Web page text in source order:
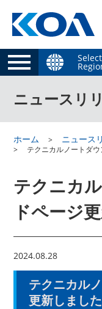
ニュースリ
ホーム ニュース
テクニカルノートダ
テクニカ
ドページ
2024.08.28
テクニカル
更新しました